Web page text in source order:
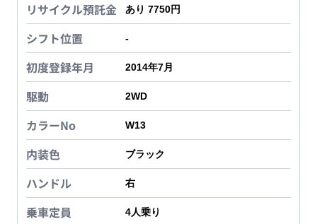
リサイクル預託金 あり 7750円
シフト位置 -
初度登録年月 2014年7月
駆動 2WD
カラーNo W13
内装色 ブラック
ハンドル 右
乗車定員 4人乗り